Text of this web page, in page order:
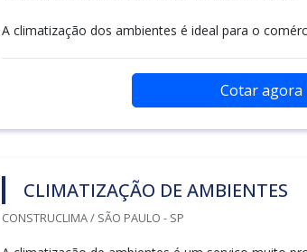
A climatização dos ambientes é ideal para o
Cotar agora
CLIMATIZAÇÃO DE AMBIENTES
CONSTRUCLIMA / SÃO PAULO - SP